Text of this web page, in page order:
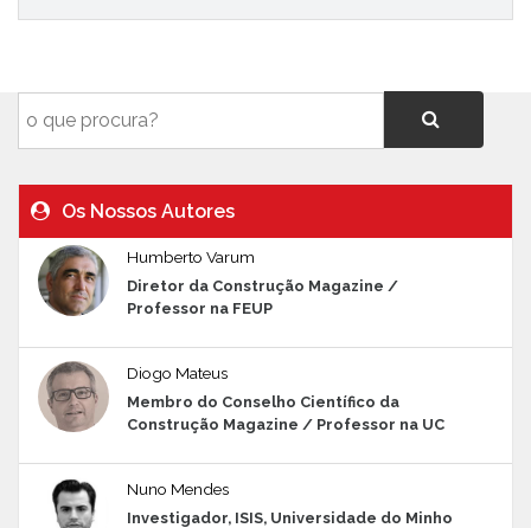
Os Nossos Autores
Humberto Varum
Diretor da Construção Magazine /
Professor na FEUP
Diogo Mateus
Membro do Conselho Científico da
Construção Magazine / Professor na UC
Nuno Mendes
Investigador, ISIS, Universidade do Minho